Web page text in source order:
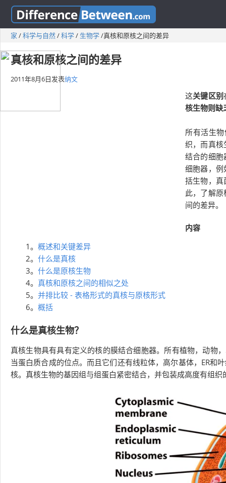
家 /科学与自然/科学/ 生物学/真核和原核之间的差异
真核和原核之间的差异
2011年8月6日发表纳文
这关键区别
核生物则缺
所有活生
织，而真核
结合的细胞
细胞器，例
括生物，真
此，了解
间的差异。
内容
1。 概述和关键差异
2。 什么是真核
3。 什么是原核生物
4。 真核和原核之间的相似之处
5。 并排比较 - 表格形式的真核与原核形式
6。 概括
什么是真核生物？
真核生物具有具有定义的核的膜结合细胞器。所有植物，动物
当蛋白质合成的位点。而且它们还有线粒体，高尔基体，ER和
核。真核生物的基因组与组蛋白紧密结合，并包装成高度有组织